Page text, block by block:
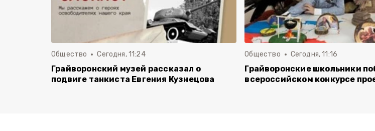
Общество Сегодня, 11:24
Грайворонский музей рассказал о
подвиге танкиста Евгения Кузнецова
Общество Сегодня, 11:16
Грайворонские школьники
всероссийском конкурсе